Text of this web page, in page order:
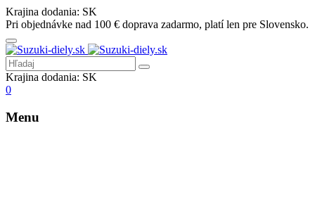
Krajina dodania: SK
Pri objednávke nad 100 € doprava zadarmo, platí len pre Slovensko.
Krajina dodania: SK
0
Menu